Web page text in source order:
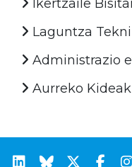
Ikertzaile
Laguntza
Administrazio
Aurreko Kideak